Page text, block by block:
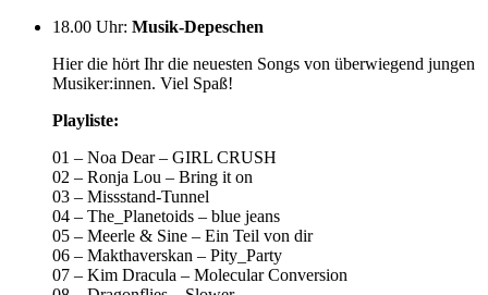
18.00 Uhr: Musik-Depeschen
Hier die hört Ihr die neuesten Songs von überwiegend jungen
Musiker:innen. Viel Spaß!
Playliste:
01 – Noa Dear – GIRL CRUSH
02 – Ronja Lou – Bring it on
03 – Missstand-Tunnel
04 – The_Planetoids – blue jeans
05 – Meerle & Sine – Ein Teil von dir
06 – Makthaverskan – Pity_Party
07 – Kim Dracula – Molecular Conversion